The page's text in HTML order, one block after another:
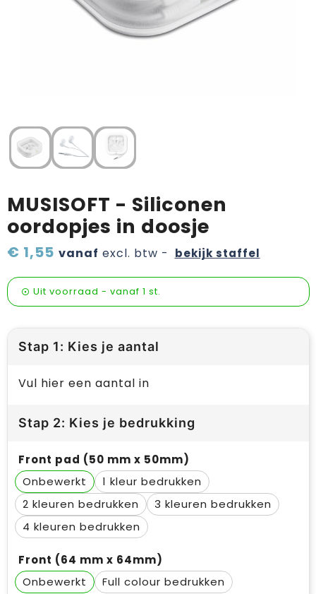
Verzorging & welness
Wijn, bier en proeverij
Zomerpakketten
MUSISOFT - Siliconen
oordopjes in doosje
€ 1,55 vanaf excl. btw - bekijk staffel
Uit voorraad - vanaf 1 st.
Stap 1: Kies je aantal
Vul hier een aantal in
Stap 2: Kies je bedrukking
Front pad (50 mm x 50mm)
Onbewerkt
1
2
3
4
Front (64 mm x 64mm)
Onbewerkt
Full colour